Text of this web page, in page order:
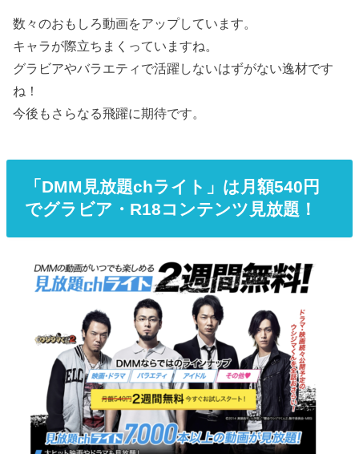
数々のおもしろ動画をアップしています。
キャラが際立ちまくっていますね。
グラビアやバラエティで活躍しないはずがない逸材です
ね！
今後もさらなる飛躍に期待です。
「DMM見放題chライト」は月額540円
でグラビア・R18コンテンツ見放題！